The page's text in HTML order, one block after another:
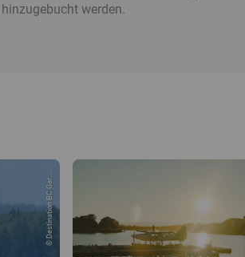
werden.
© Destination BC Gar...